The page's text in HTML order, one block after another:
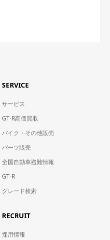
SERVICE
サービス
GT-R高価買取
バイク・その他販売
パーツ販売
全国自動車盗難情報
GT-R
グレード検索
RECRUIT
採用情報